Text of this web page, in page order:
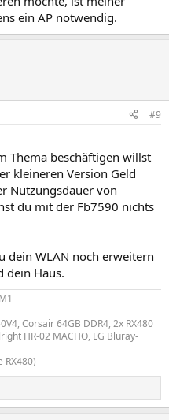
ein AP notwendig.
#9
Thema beschäftigen willst
kleineren Version Geld
Nutzungsdauer von
du mit der Fb7590 nichts
dein WLAN noch erweitern
dein Haus.
Corsair 64GB DDR4, 2x RX480
HR-02 MACHO, LG Bluray-
RX480)